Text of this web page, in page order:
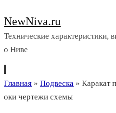
NewNiva.ru
Технические характеристики,
о Ниве
Перейти
к
Главная » Подвеска » Каракат
оки чертежи схемы